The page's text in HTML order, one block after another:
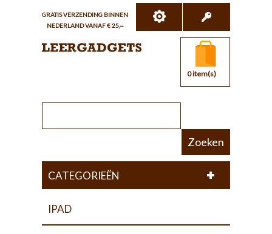
GRATIS VERZENDING BINNEN
NEDERLAND VANAF € 25,--
0 item(s)
Zoeken
CATEGORIEËN
IPAD